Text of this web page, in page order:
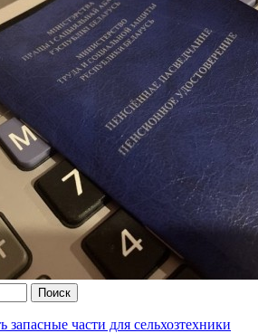
части для сельхозтехники